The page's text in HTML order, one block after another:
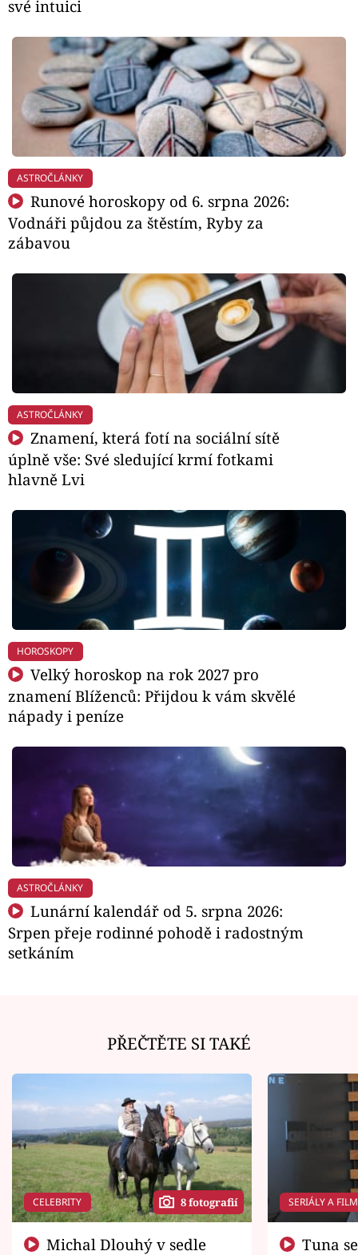
své intuici
ASTROČLÁNKY
Runové horoskopy od 6. srpna 2026:
Vodnáři půjdou za štěstím, Ryby za
zábavou
ASTROČLÁNKY
Znamení, která fotí na sociální sítě
úplně vše: Své sledující krmí fotkami
hlavně Lvi
HOROSKOPY
Velký horoskop na rok 2027 pro
znamení Blíženců: Přijdou k vám skvělé
nápady i peníze
ASTROČLÁNKY
Lunární kalendář od 5. srpna 2026:
Srpen přeje rodinné pohodě i radostným
setkáním
PŘEČTĚTE SI TAKÉ
CELEBRITY 8 fotografií SERIÁLY A